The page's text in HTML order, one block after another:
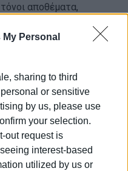
Personal
sharing to third
or sensitive
by us, please use
your selection.
out request is
interest-based
utilized by us or
αποθέματα,
2020, παρότι η
πως θα πέσει στους
η περσινή χρονιά ήταν
ελαιοκομία και τους
συνολικά της χώρας
ποιότητα και